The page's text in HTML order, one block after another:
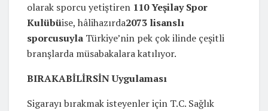
olarak sporcu yetiştiren 110 Yeşilay Spor
Kulübüise, hâlihazırda2073 lisanslı
sporcusuyla Türkiye’nin pek çok ilinde çeşitli
branşlarda müsabakalara katılıyor.
BIRAKABİLİRSİN Uygulaması
Sigarayı bırakmak isteyenler için T.C. Sağlık